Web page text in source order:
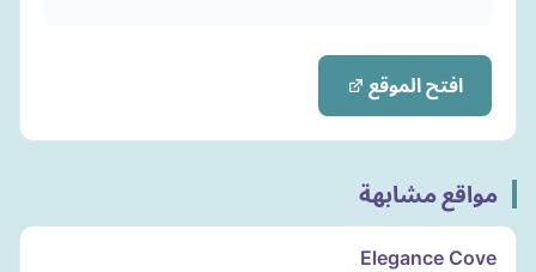
افتح الموقع
مواقع مشابهة
Elegance Cove